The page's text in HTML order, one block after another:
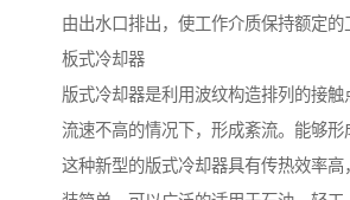
由出水口排出，使工作介质保持额定的
板式冷却器
版式冷却器是利用波纹构造排列的接触
流速不高的情况下，形成紊流。能够形
这种新型的版式冷却器具有传热效率高